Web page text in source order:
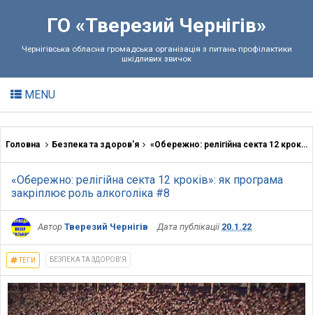
ГО «Тверезий Чернігів»
Чернігівська обласна громадська організація з питань профілактики
шкідливих звичок
MENU
Головна Безпека та здоров'я «Обережно: релігійна секта 12 кроків»: як програма закріплює роль алкоголіка #8
«Обережно: релігійна секта 12 кроків»: як програма
закріплює роль алкоголіка #8
Автор Тверезий Чернігів Дата публікації20.1.22
ТЕГИ БЕЗПЕКА ТА ЗДОРОВ'Я